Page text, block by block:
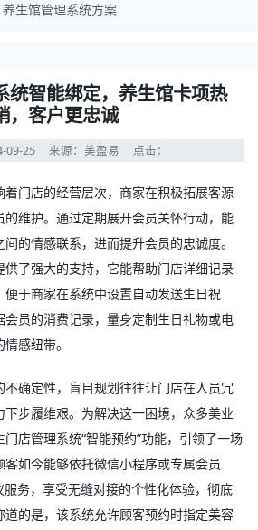
养生馆管理系统方案
统智能绑定，养生馆卡项热
，客户更忠诚
09-25 来源：美盈易 点击：
着门店的经营层次，商家在积极拓展客源
维护。通过定期展开会员关怀行动，能
的情感联系，进而提升会员的忠诚度。
供了强大的支持，它能帮助门店详细记录
于商家在系统中设置自动发送生日祝
员的消费记录，量身定制生日礼物或电
感纽带。
不确定性，盲目规划往往让门店在人员冗
步履维艰。为解决这一困境，众多美业
店管理系统“智能预约”功能，引领了一场
如今能够依托微信小程序或专属会员
务，享受无缝对接的个性化体验，彻底
的是，该系统允许顾客预约时指定美容